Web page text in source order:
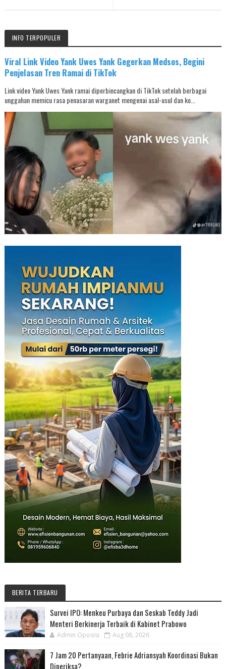
INFO TERPOPULER
Viral Link Video Yank Uwes Yank Gegerkan Medsos, Begini
Penjelasan Tren Ramai di TikTok
Link video Yank Uwes Yank ramai diperbincangkan di TikTok setelah berbagai
unggahan memicu rasa penasaran warganet mengenai asal-usul dan ko...
BERITA TERBARU
Survei IPO: Menkeu Purbaya dan Seskab Teddy Jadi
Menteri Berkinerja Terbaik di Kabinet Prabowo
Admin Oposisi Aug 08, 2026
7 Jam 20 Pertanyaan, Febrie Adriansyah Koordinasi Bukan
Diperiksa?